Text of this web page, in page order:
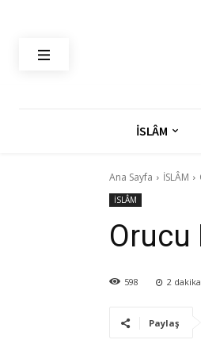
İSLÂM
Ana Sayfa İSLÂM
İSLÂM
Orucu
598 2
Paylaş